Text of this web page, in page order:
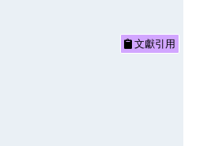
文獻引用